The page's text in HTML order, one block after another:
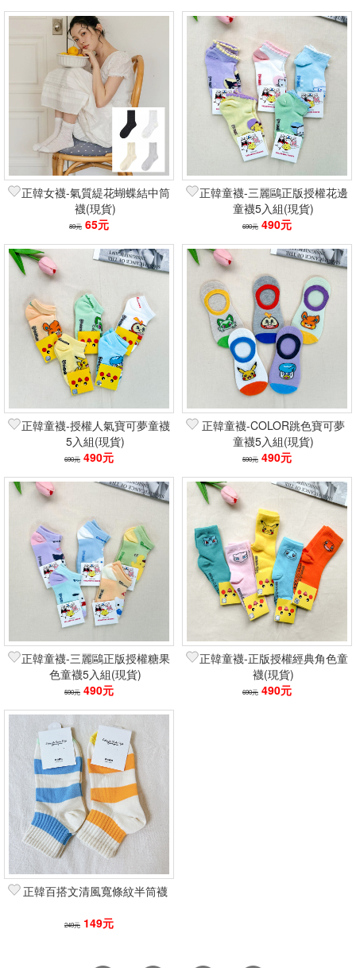
正韓女襪-氣質緹花蝴蝶結中筒
襪(現貨)
89元 65元
正韓童襪-三麗鷗正版授權花邊
童襪5入組(現貨)
690元 490元
正韓童襪-授權人氣寶可夢童襪
5入組(現貨)
690元 490元
正韓童襪-COLOR跳色寶可夢
童襪5入組(現貨)
590元 490元
正韓童襪-三麗鷗正版授權糖果
色童襪5入組(現貨)
590元 490元
正韓童襪-正版授權經典角色童
襪(現貨)
690元 490元
正韓百搭文清風寬條紋半筒襪
249元 149元